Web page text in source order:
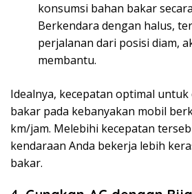
konsumsi bahan bakar
Berkendara dengan halus,
perjalanan dari posisi diam,
membantu.
Idealnya, kecepatan optimal untuk
bakar pada kebanyakan mobil
km/jam. Melebihi kecepatan
kendaraan Anda bekerja lebih
bakar.